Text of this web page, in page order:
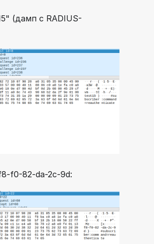
(дамп с RADIUS-
f0-82-da-2c-9d: